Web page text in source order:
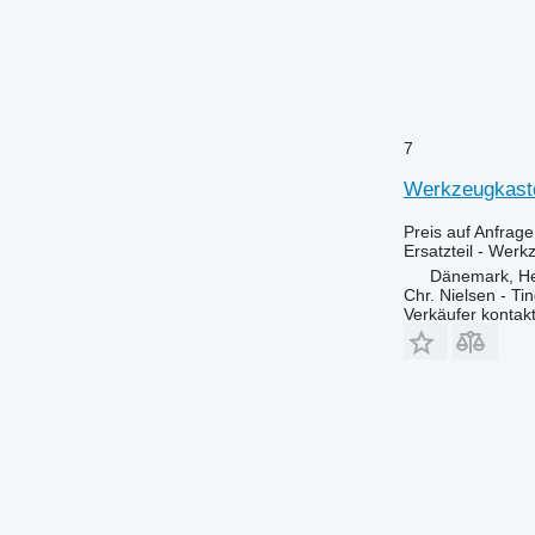
7
Preis auf Anfrage
Ersatzteil -
Dänemark,
Chr. Nielsen -
Verkäufer